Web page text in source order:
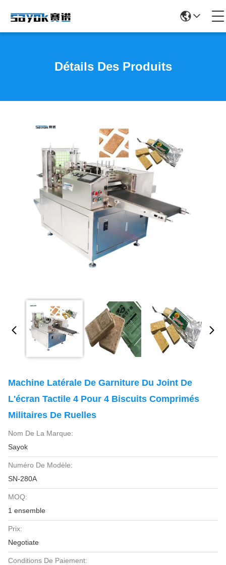
Détails Des Produits
Machine Latérale De Garniture Du Joint De
L'écran Tactile 4 Pour 4 Biscuits Comprimés
Militaires De Ruelles
Nom De La Marque:
Sayok
Numéro De Modèle:
SN-280A
MOQ:
1 ensemble
Prix:
Negotiate
Conditions De Paiement: